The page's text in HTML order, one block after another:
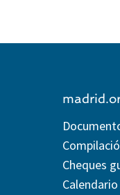
Cheques